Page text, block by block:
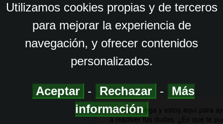
Utilizamos cookies propias y de terceros
para mejorar la experiencia de
navegación, y ofrecer contenidos
personalizados.
Aceptar - Rechazar -
Más
información